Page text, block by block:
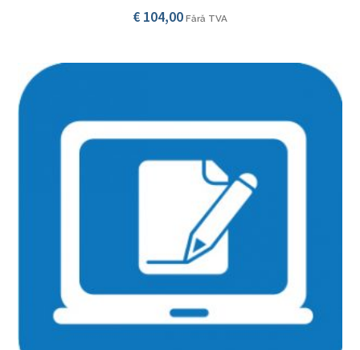
€ 104,00 Fără TVA